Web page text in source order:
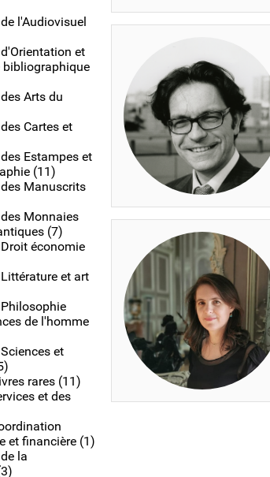
l'Audiovisuel
et
bibliographique
Arts du
Cartes et
Estampes et
(11)
Manuscrits
Monnaies
(7)
économie
et art
de l'homme
et
rares (11)
et des
et financière (1)
la